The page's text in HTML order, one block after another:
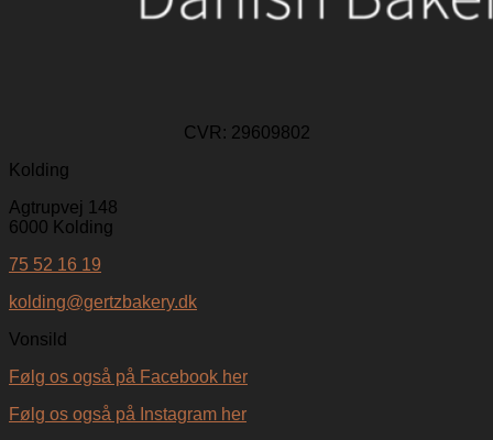
CVR: 29609802
Kolding
Agtrupvej 148
6000 Kolding
75 52 16 19
kolding@gertzbakery.dk
Vonsild
Følg os også på Facebook her
Følg os også på Instagram her